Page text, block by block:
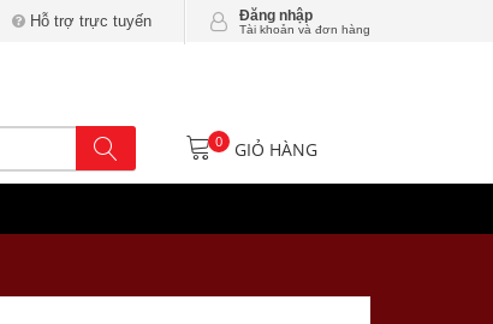
Hỗ trợ trực tuyến Đăng nhập
Tài khoản và đơn hàng
0 GIỎ HÀNG